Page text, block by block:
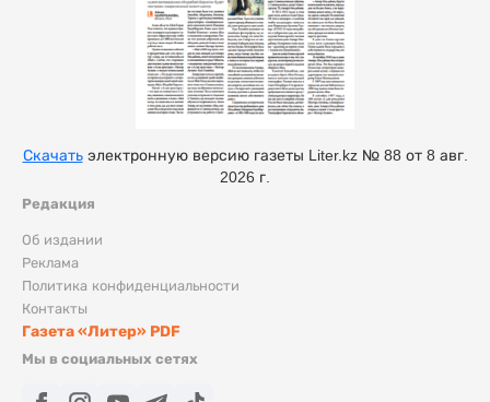
Редакция
Об издании
Реклама
Политика конфиденциальности
Контакты
Газета «Литер» PDF
Мы в социальных сетях
Скачатьэлектронную версию газеты Liter.kz № 88 от 8 авг.
2026 г.